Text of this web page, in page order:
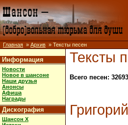
Главная » Архив » Тексты песен
Информация
Новости
Новое в шансоне
Наши друзья
Анонсы
Афиша
Награды
Дискография
Шансон X
Тексты
Всего песен: 32693